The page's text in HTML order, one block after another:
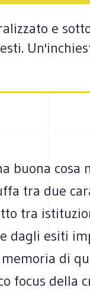
e
buona cosa
tra due
tra
dagli esiti
di
focus della